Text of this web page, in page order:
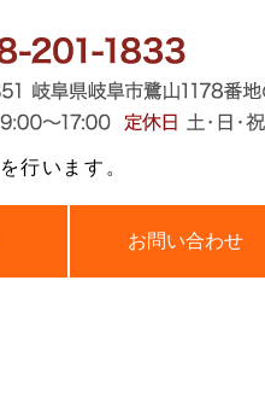
国人人材・特
行います。
お問い合わせ